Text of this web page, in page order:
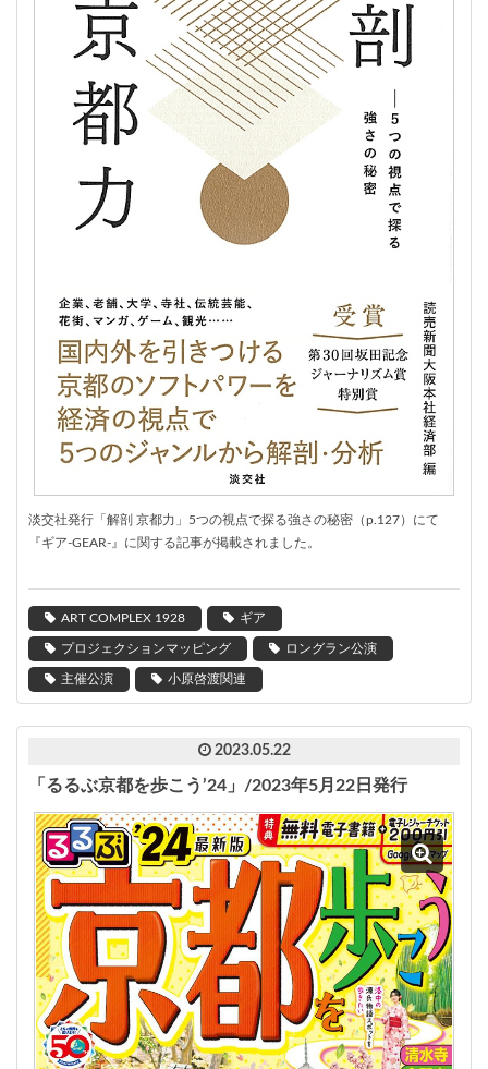
淡交社発行「解剖 京都力」5つの視点で探る強さの秘密（p.127）にて
『ギア-GEAR-』に関する記事が掲載されました。
ART COMPLEX 1928 ギア
プロジェクションマッピング ロングラン公演
主催公演 小原啓渡関連
2023.05.22
「るるぶ京都を歩こう’24」/2023年5月22日発行